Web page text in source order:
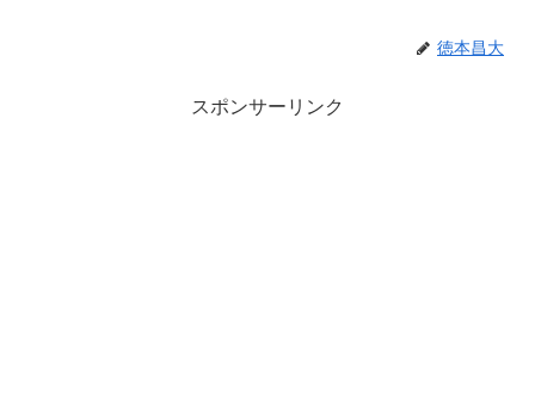
徳本昌大
スポンサーリンク